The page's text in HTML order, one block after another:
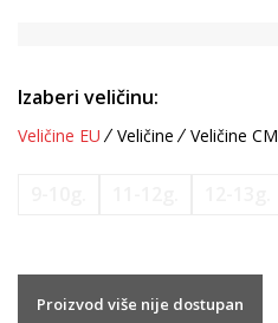
Izaberi veličinu:
Veličine EU Veličine Veličine CM
Proizvod više nije dostupan